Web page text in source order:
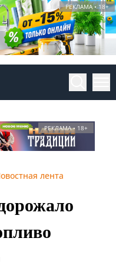
РЕКЛАМА • 18+
РЕКЛАМА • 18+
лента